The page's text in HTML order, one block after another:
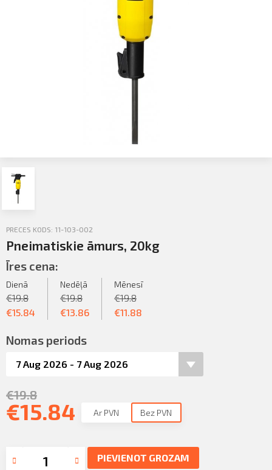
PIETEIKTIES
PRECES KODS: 11-103-002
Pneimatiskie āmurs, 20kg
Īres cena:
Dienā
€19.8
€15.84
Nedēļā
€19.8
€13.86
Mēnesī
€19.8
€11.88
Nomas periods
€19.8
€15.84 Ar PVN Bez PVN
PIEVIENOT GROZAM